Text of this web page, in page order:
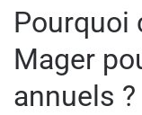
Pourquoi
Mager
annuels ?